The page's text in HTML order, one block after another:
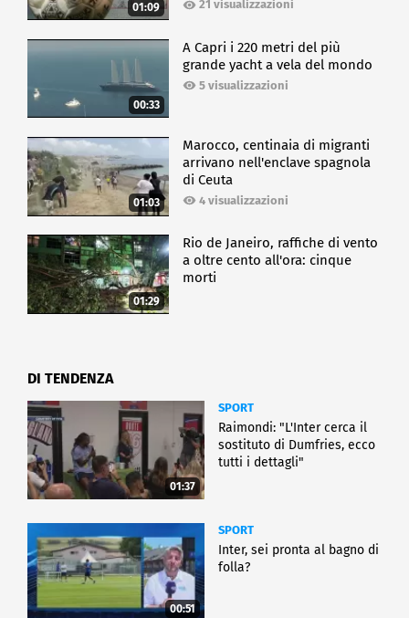
01:09 21 visualizzazioni
00:33
A Capri i 220 metri del più
grande yacht a vela del mondo
5 visualizzazioni
01:03
Marocco, centinaia di migranti
arrivano nell'enclave spagnola
di Ceuta
4 visualizzazioni
01:29
Rio de Janeiro, raffiche di vento
a oltre cento all'ora: cinque
morti
DI TENDENZA
01:37
SPORT
Raimondi: "L'Inter cerca il
sostituto di Dumfries, ecco
tutti i dettagli"
00:51
SPORT
Inter, sei pronta al bagno di
folla?